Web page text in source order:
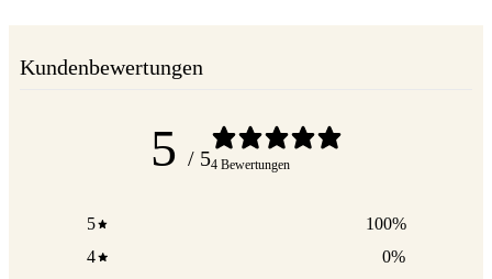
Kundenbewertungen
5 / 54 Bewertungen
5 100%
4
0%